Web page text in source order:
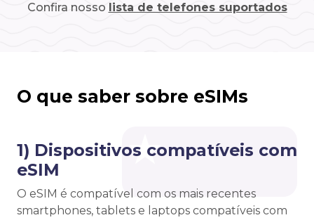
Confira nosso lista de telefones suportados
O que saber sobre eSIMs
1) Dispositivos compatíveis com
eSIM
O eSIM é compatível com os mais recentes
smartphones, tablets e laptops compatíveis com